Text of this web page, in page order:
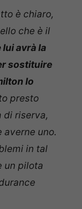
è chiaro,
che è il
lui avrà la
sostituire
lo
presto
di riserva,
uno.
in tal
un pilota